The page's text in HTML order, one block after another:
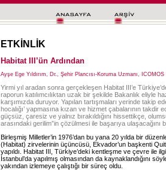
ETKİNLİK
Habitat III’ün Ardından
Ayşe Ege Yıldırım, Dr., Şehir Plancısı-Koruma Uzmanı,
Yirmi yıl aradan sonra gerçekleşen Habitat III’e
raporun katılımcılıktan uzak bir şekilde Bakanlık eliyle
karşımızda duruyor. Yapılan tartışmaları yerinde takip
hocalığı’ yapmasına kızan ve hizmet çabalarının takdir
güçsüz, çaresiz ve yalnız bırakıldığını hissettikçe,
arasındaki gerilim”in çözülmesi ile başarıya ulaşacağını
Birleşmiş Milletler’in 1976’dan bu yana 20 yılda bir
(Habitat) zirvelerinin üçüncüsü, Ekvador’un başkenti
yapıldı. Habitat III, Türkiye’deki kentleşme ve çevre ile
İstanbul’da yapılmış olmasından da kaynaklandığını
yakından izlemeye çalıştığı bir süreç oldu.